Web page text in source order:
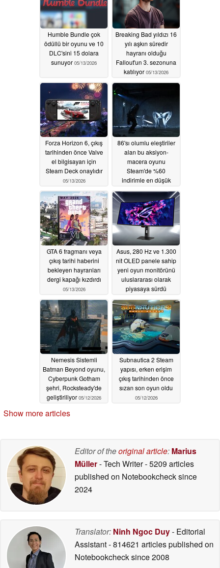
Humble Bundle çok
ödüllü bir oyunu ve 10
DLC'sini 15 dolara
sunuyor 05/13/2026
Breaking Bad yıldızı 16
yılı aşkın süredir
hayranı olduğu
Fallout'un 3. sezonuna
katılıyor 05/13/2026
Forza Horizon 6, çıkış
tarihinden önce Valve
el bilgisayarı için
Steam Deck onaylıdır
05/13/2026
86'sı olumlu eleştiriler
alan bu aksiyon-
macera oyunu
Steam'de %60
indirimle en düşük
05/13/2026
GTA 6 fragmanı veya
çıkış tarihi haberini
bekleyen hayranları
dergi kapağı kızdırdı
05/13/2026
Asus, 280 Hz ve 1.300
nit OLED panele sahip
yeni oyun monitörünü
uluslararası olarak
piyasaya sürdü
05/13/2026
Nemesis Sistemli
Batman Beyond oyunu,
Cyberpunk Gotham
şehri, Rocksteady'de
geliştiriliyor 05/12/2026
Subnautica 2 Steam
yapısı, erken erişim
çıkış tarihinden önce
sızan son oyun oldu
05/12/2026
Show more articles
Editor of theoriginal article: Marius
Müller- Tech Writer- 5209 articles
published on Notebookchecksince
2024
Translator: Ninh Ngoc Duy- Editorial
Assistant- 814621 articles published on
Notebookchecksince 2008